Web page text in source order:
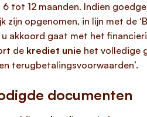
tot 12 maanden. Indien
zijn opgenomen, in lijn met de
u akkoord gaat met het
de krediet unie het volledige
terugbetalingsvoorwaarden’.
documenten